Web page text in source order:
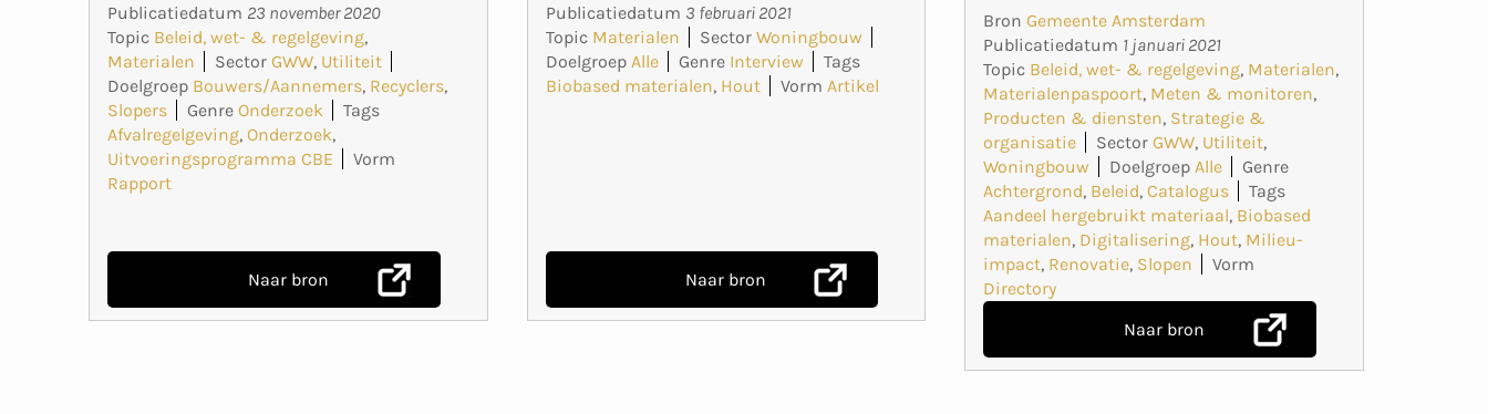
Publicatiedatum 23 november 2020
Topic Beleid, wet- & regelgeving,
Materialen
Sector GWW, Utiliteit
Doelgroep Bouwers/Aannemers, Recyclers,
Slopers
Genre Onderzoek
Tags
Afvalregelgeving, Onderzoek,
Uitvoeringsprogramma CBE
Vorm
Rapport
Naar bron
Publicatiedatum 3 februari 2021
Topic Materialen Sector Woningbouw
Doelgroep Alle Genre Interview
Tags
Biobased materialen, Hout Vorm Artikel
Naar bron
BronGemeente Amsterdam
Publicatiedatum 1 januari 2021
Topic Beleid, wet- & regelgeving, Materialen,
Materialenpaspoort, Meten & monitoren,
Producten & diensten, Strategie &
organisatie
Sector GWW, Utiliteit,
Woningbouw
Doelgroep Alle
Genre
Achtergrond, Beleid,Catalogus
Tags
Aandeel hergebruikt materiaal, Biobased
materialen, Digitalisering, Hout, Milieu-
impact, Renovatie, Slopen
Vorm
Directory
Naar bron